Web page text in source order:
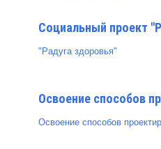
Социальный проект
"Радуга здоровья"
Освоение способов
Освоение способов